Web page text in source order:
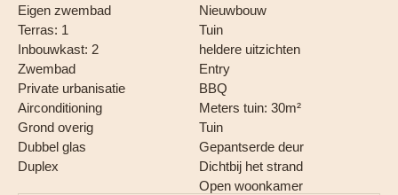
Eigen zwembad
Terras: 1
Inbouwkast: 2
Zwembad
Private urbanisatie
Airconditioning
Grond overig
Dubbel glas
Duplex
Nieuwbouw
Tuin
heldere uitzichten
Entry
BBQ
Meters tuin: 30m²
Tuin
Gepantserde deur
Dichtbij het strand
Open woonkamer